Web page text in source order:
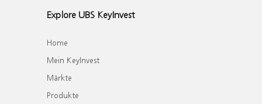
Explore UBS KeyInvest
Home
Mein KeyInvest
Märkte
Produkte